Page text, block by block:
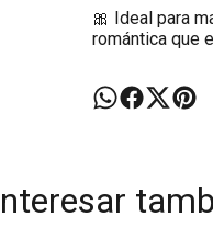
🎀 Ideal para
romántica que